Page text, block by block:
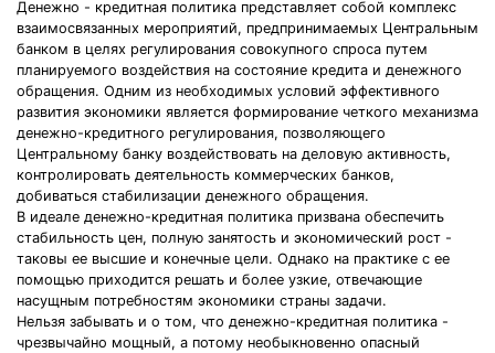
Денежно - кредитная политика представляет собой комплекс
взаимосвязанных мероприятий, предпринимаемых Центральным
банком в целях регулирования совокупного спроса путем
планируемого воздействия на состояние кредита и денежного
обращения. Одним из необходимых условий эффективного
развития экономики является формирование четкого механизма
денежно-кредитного регулирования, позволяющего
Центральному банку воздействовать на деловую активность,
контролировать деятельность коммерческих банков,
добиваться стабилизации денежного обращения.
В идеале денежно-кредитная политика призвана обеспечить
стабильность цен, полную занятость и экономический рост -
таковы ее высшие и конечные цели. Однако на практике с ее
помощью приходится решать и более узкие, отвечающие
насущным потребностям экономики страны задачи.
Нельзя забывать и о том, что денежно-кредитная политика -
чрезвычайно мощный, а потому необыкновенно опасный